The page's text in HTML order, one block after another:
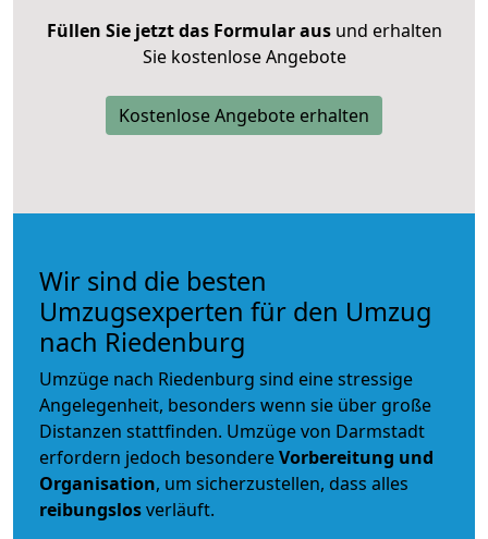
Füllen Sie jetzt das Formular ausund erhalten
Sie kostenlose Angebote
Kostenlose Angebote erhalten
Wir sind die besten
Umzugsexperten für den Umzug
nach Riedenburg
Umzüge nach Riedenburg sind eine stressige
Angelegenheit, besonders wenn sie über große
Distanzen stattfinden. Umzüge von Darmstadt
erfordern jedoch besondereVorbereitung und
Organisation, um sicherzustellen, dass alles
reibungslosverläuft.